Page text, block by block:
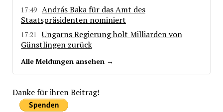
17:49 András Baka für das Amt des
Staatspräsidenten nominiert
17:21
Ungarns Regierung holt Milliarden von
Günstlingen zurück
Alle Meldungen ansehen →
Danke für ihren Beitrag!